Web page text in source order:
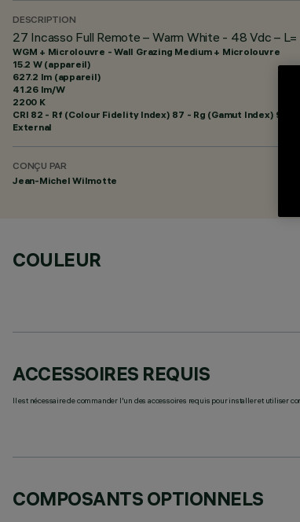
DESCRIPTION
27 Incasso Full Remote – Warm White - 48 Vdc –
WGM + Microlouvre - Wall Grazing Medium + Microlouvre
15.2 W (appareil)
627.2 lm (appareil)
41.26 lm/W
2200 K
CRI 82 - Rf (Colour Fidelity Index) 87 - Rg (Gamut Index) 97
External
CONÇU PAR
Jean-Michel Wilmotte
COULEUR
ACCESSOIRES REQUIS
Il est nécessaire de commander l'un des accessoires requis pour installer et utiliser
COMPOSANTS OPTIONNELS